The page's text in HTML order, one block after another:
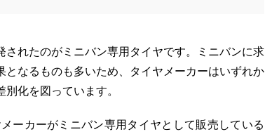
されたのがミニバン専用タイヤです。ミニバンに求
なるものも多いため、タイヤメーカーはいずれか
化を図っています。
ーカーがミニバン専用タイヤとして販売している